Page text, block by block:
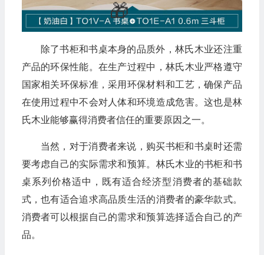
除了书柜和书桌本身的品质外，林氏木业还注重
产品的环保性能。在生产过程中，林氏木业严格遵守
国家相关环保标准，采用环保材料和工艺，确保产品
在使用过程中不会对人体和环境造成危害。这也是林
氏木业能够赢得消费者信任的重要原因之一。
当然，对于消费者来说，购买书柜和书桌时还需
要考虑自己的实际需求和预算。林氏木业的书柜和书
桌系列价格适中，既有适合经济型消费者的基础款
式，也有适合追求高品质生活的消费者的豪华款式。
消费者可以根据自己的需求和预算选择适合自己的产
品。
💰